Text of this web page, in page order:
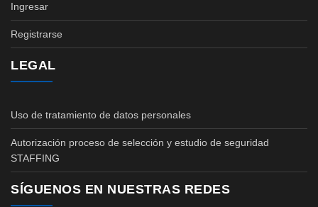
Ingresar
Registrarse
LEGAL
Uso de tratamiento de datos personales
Autorización proceso de selección y estudio de seguridad
STAFFING
SÍGUENOS EN NUESTRAS REDES